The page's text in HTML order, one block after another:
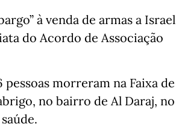
à venda de armas a Israel
do Acordo de Associação
morreram na Faixa de
no bairro de Al Daraj, no